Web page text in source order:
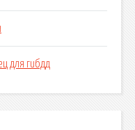
для гибдд